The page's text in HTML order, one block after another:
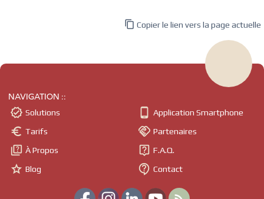
 Copier le lien vers la page actuelle
NAVIGATION ::
 Solutions
 Tarifs
 À Propos
 Blog
 Application Smartphone
 Partenaires
 F.A.Q.
 Contact